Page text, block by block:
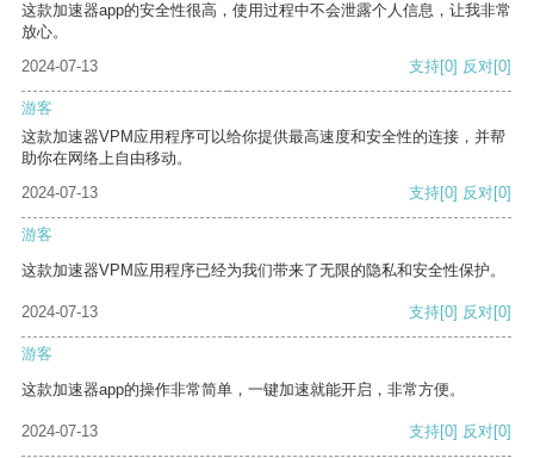
这款加速器app的安全性很高，使用过程中不会泄露个人信息，让我非常
放心。
2024-07-13
支持[0] 反对[0]
游客
这款加速器VPM应用程序可以给你提供最高速度和安全性的连接，并帮
助你在网络上自由移动。
2024-07-13
支持[0] 反对[0]
游客
这款加速器VPM应用程序已经为我们带来了无限的隐私和安全性保护。
2024-07-13 支持[0] 反对[0]
游客
这款加速器app的操作非常简单，一键加速就能开启，非常方便。
2024-07-13 支持[0] 反对[0]